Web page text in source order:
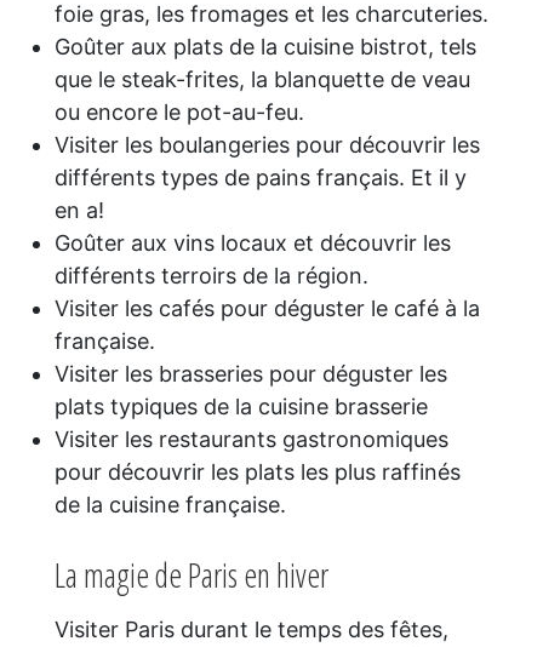
foie gras, les fromages et les charcuteries.
Goûter aux plats de la cuisine bistrot, tels
que le steak-frites, la blanquette de veau
ou encore le pot-au-feu.
Visiter les boulangeries pour découvrir les
différents types de pains français. Et il y
en a!
Goûter aux vins locaux et découvrir les
différents terroirs de la région.
Visiter les cafés pour déguster le café à la
française.
Visiter les brasseries pour déguster les
plats typiques de la cuisine brasserie
Visiter les restaurants gastronomiques
pour découvrir les plats les plus raffinés
de la cuisine française.
La magie de Paris en hiver
Visiter Paris durant le temps des fêtes,